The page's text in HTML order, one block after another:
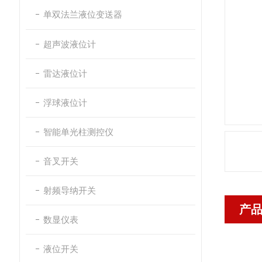
单双法兰液位变送器
超声波液位计
雷达液位计
浮球液位计
智能单光柱测控仪
音叉开关
射频导纳开关
数显仪表
液位开关
产